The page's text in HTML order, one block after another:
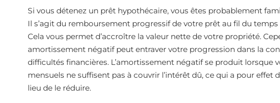
Si vous détenez un prêt hypothécaire, vous êtes probablement
Il s’agit du remboursement progressif de votre prêt au fil du
Cela vous permet d’accroître la valeur nette de votre propriété.
amortissement négatif peut entraver votre progression dans la
difficultés financières. L’amortissement négatif se produit lorsque
mensuels ne suffisent pas à couvrir l’intérêt dû, ce qui a pour effet
lieu de le réduire.